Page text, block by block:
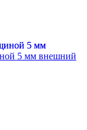
5 мм внешний